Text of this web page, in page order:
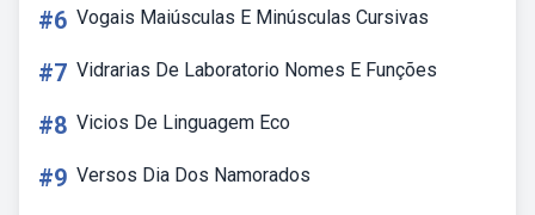
#6 Vogais Maiúsculas E Minúsculas Cursivas
#7 Vidrarias De Laboratorio Nomes E Funções
#8 Vicios De Linguagem Eco
#9 Versos Dia Dos Namorados